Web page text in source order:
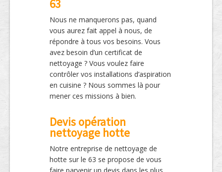
63
Nous ne manquerons pas, quand
vous aurez fait appel à nous, de
répondre à tous vos besoins. Vous
avez besoin d’un certificat de
nettoyage ? Vous voulez faire
contrôler vos installations d’aspiration
en cuisine ? Nous sommes là pour
mener ces missions à bien.
Devis opération
nettoyage hotte
Notre entreprise de nettoyage de
hotte sur le 63 se propose de vous
faire parvenir un devis dans les plus